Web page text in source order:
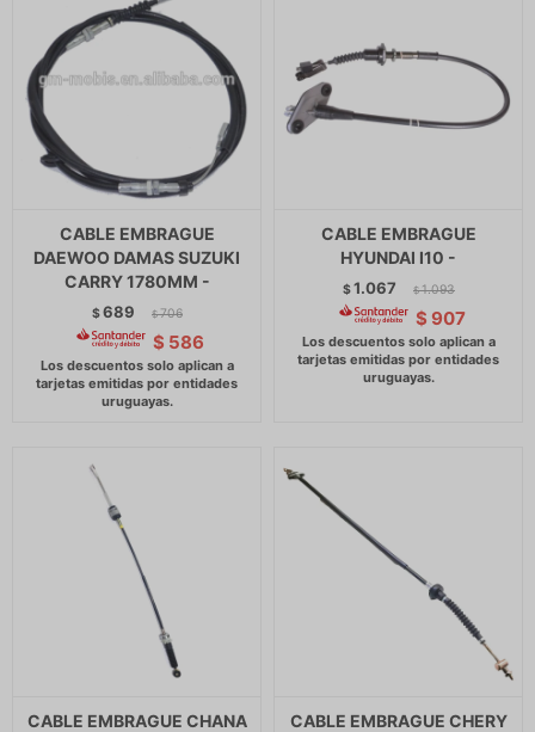
CABLE EMBRAGUE
DAEWOO DAMAS SUZUKI
CARRY 1780MM -
$689 $ 706
$ 586
CABLE EMBRAGUE
HYUNDAI I10 -
$1.067 $ 1.093
$ 907
CABLE EMBRAGUE CHANA
CABLE EMBRAGUE CHERY